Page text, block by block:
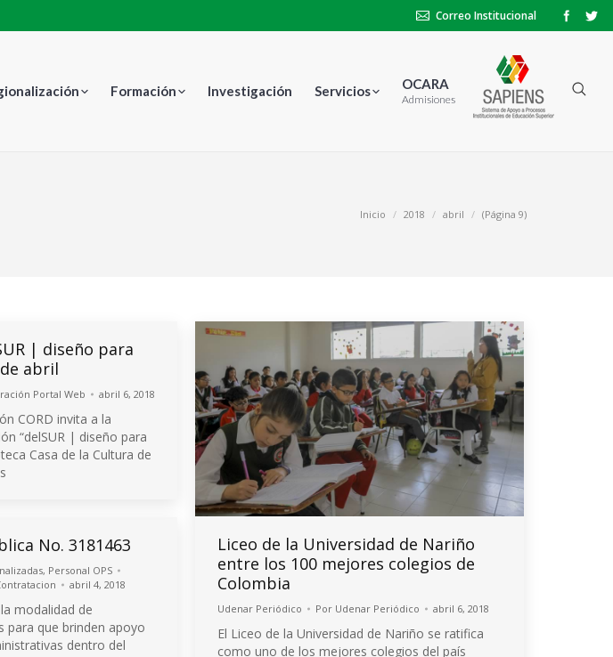
Correo Institucional
Formación Investigación Servicios OCARA
Admisiones
Inicio 2018 abril (Página 9)
| diseño para
abril
Portal Web abril 6, 2018
CORD invita a la
“delSUR | diseño para
Casa de la Cultura de
Liceo de la Universidad de Nariño
entre los 100 mejores colegios de
Colombia
Udenar Periódico Por Udenar Periódico abril 6, 2018
El Liceo de la Universidad de Nariño se ratifica
como uno de los mejores colegios del país
No. 3181463
, Personal OPS
abril 4, 2018
modalidad de
para que brinden apoyo
dentro del